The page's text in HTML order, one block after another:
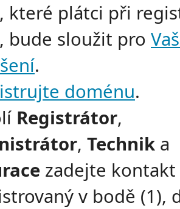
které plátci při
bude sloužit pro
.
doménu.
Registrátor,
, Technik a
zadejte kontakt
v bodě (1),